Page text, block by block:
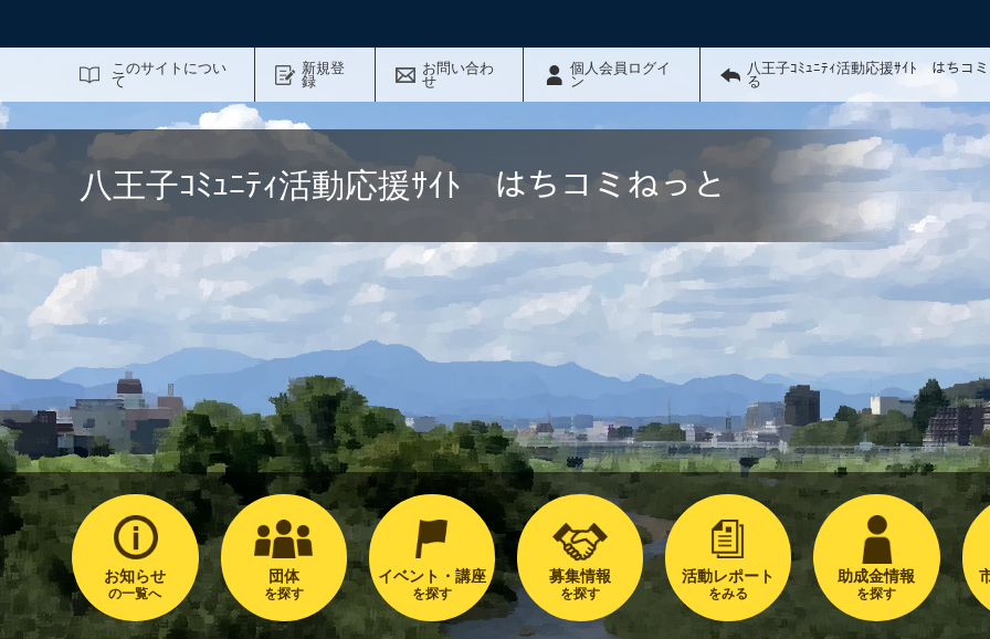
このサイトについ
て
新規登
録
お問い合わ
せ
個人会員ログイ
ン
八王子ｺﾐｭﾆﾃｨ活動応援ｻｲﾄ はちコ
る
八王子ｺﾐｭﾆﾃｨ活動応援ｻｲﾄ はちコミねっと
お知らせ
の一覧へ
団体
を探す
イベント・講座
を探す
募集情報
を探す
活動レポート
をみる
助成金情報
を探す